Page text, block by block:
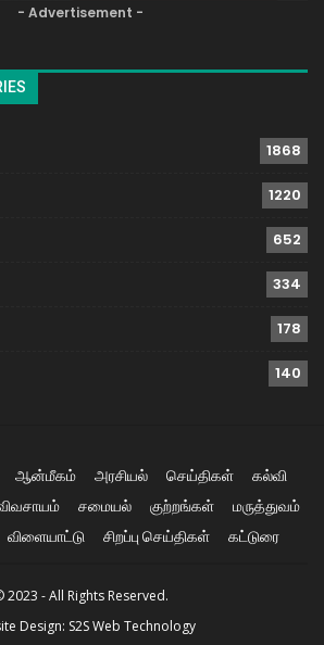
- Advertisement -
1868
1220
652
334
178
140
ஆன்மீகம் அரசியல் செய்திகள்
கல்வி
சமையல் குற்றங்கள்
மருத்துவம்
விளையாட்டு சிறப்பு செய்திகள் கட்டுரை
2023 - All Rights Reserved.
Design: S2S Web Technology